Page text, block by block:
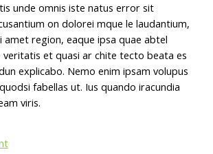
unde omnis iste natus error sit
on dolorei mque le laudantium,
region, eaque ipsa quae abtel
veritatis et quasi ar chite tecto beata es
explicabo. Nemo enim ipsam volupus
fabellas ut. Ius quando iracundia
viris.